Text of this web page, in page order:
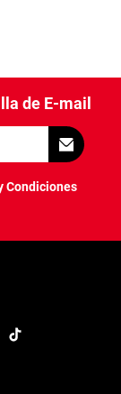
de E-mail
Condiciones